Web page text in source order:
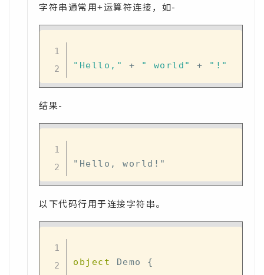
字符串通常用+运算符连接，如-
"Hello," + " world" + "!"
结果-
以下代码行用于连接字符串。
object Demo {